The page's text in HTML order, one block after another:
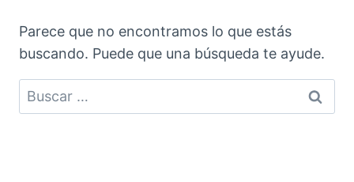
Parece que no encontramos lo que estás
buscando. Puede que una búsqueda te ayude.